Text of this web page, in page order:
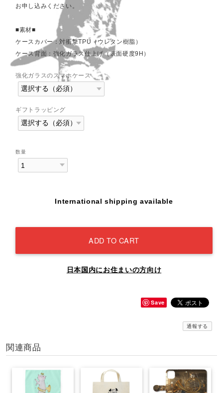
お申し込みください。
■素材■
ケースカバー：対衝撃TPU（ウレタン樹脂）
ケース背面：強化ガラス仕上げ（表面硬度9H）
強化ガラスのスマホケース
ギフトラッピング
数量
International shipping available
ADD TO CART
日本国内にお住まいの方向け
Save
通報する
関連商品